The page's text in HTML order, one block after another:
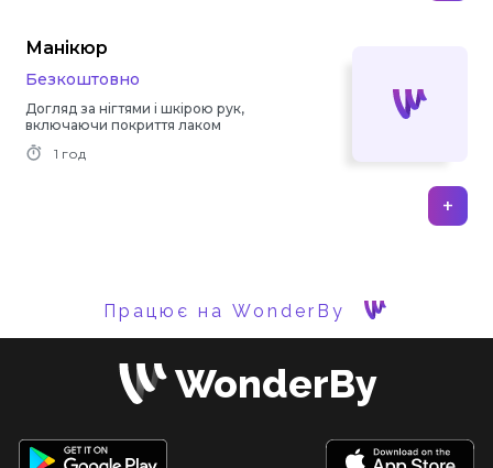
Манікюр
Безкоштовно
Догляд за нігтями і шкірою рук,
включаючи покриття лаком
1 год
+
Працює на WonderBy
WonderBy